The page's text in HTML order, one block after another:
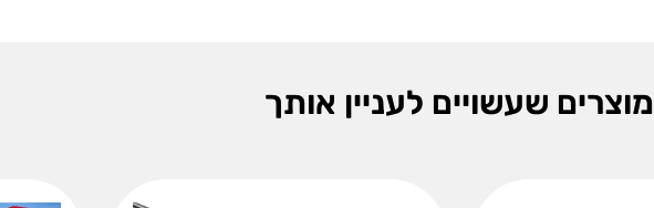
מוצרים שעשויים לעניין אותך